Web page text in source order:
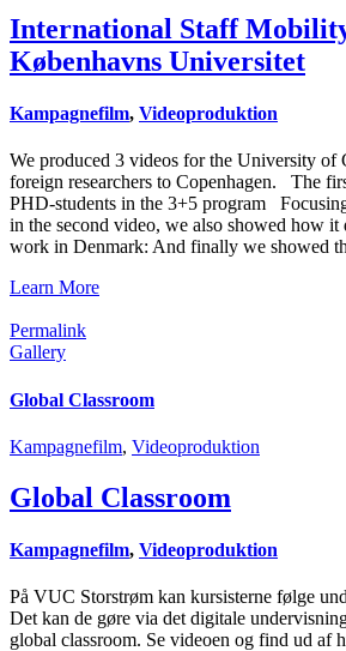
International Staff
Københavns Universitet
Kampagnefilm, Videoproduktion
We produced 3 videos for the University of
foreign researchers to Copenhagen. The
PHD-students in the 3+5 program
in the second video, we also showed how
work in Denmark: And finally we showed
Learn More
Permalink
Gallery
Global Classroom
Kampagnefilm, Videoproduktion
Global Classroom
Kampagnefilm, Videoproduktion
På VUC Storstrøm kan kursisterne følge
Det kan de gøre via det digitale
global classroom. Se videoen og find ud af